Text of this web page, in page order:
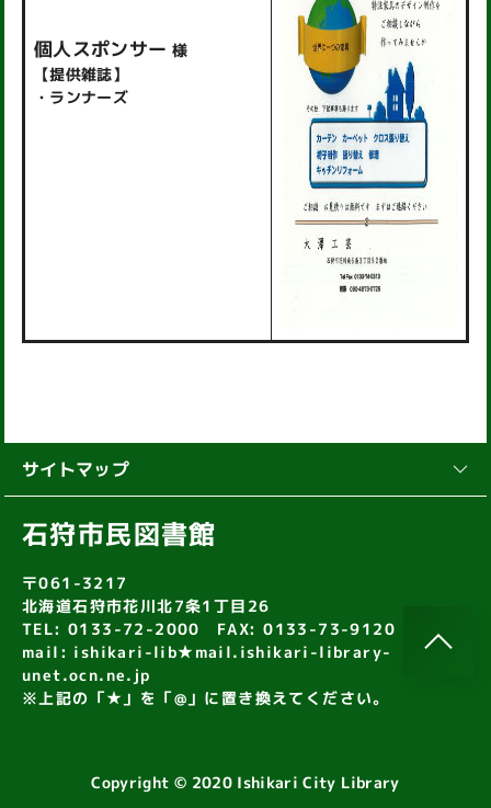
個人スポンサー 様
【提供雑誌】
・ランナーズ
サイトマップ
石狩市民図書館
〒061-3217
北海道石狩市花川北7条1丁目26
TEL: 0133-72-2000 FAX: 0133-73-9120
mail: ishikari-lib★mail.ishikari-library-
unet.ocn.ne.jp
※上記の「★」を「@」に置き換えてください。
Copyright © 2020 Ishikari City Library